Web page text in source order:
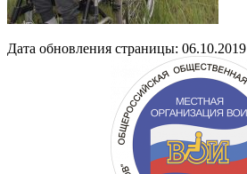
Дата обновления страницы: 06.10.2019